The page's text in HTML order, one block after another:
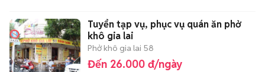
Tuyển tạp vụ, phục vụ quán ăn phở
khô gia lai
Phở khô gia lai 58
Đến 26.000 đ/ngày